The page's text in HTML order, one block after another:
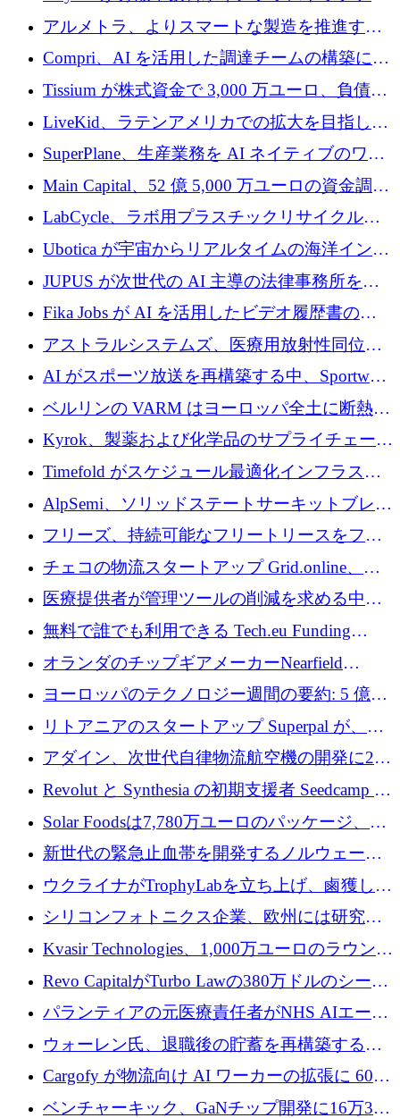
プラットフォームを拡張するために 242 万ユ
ーロを調達
アルメトラ、よりスマートな製造を推進する
ためにシリーズ A で 1,630 万ユーロを確保
Compri、AI を活用した調達チームの構築に
320 万ユーロを確保
Tissium が株式資金で 3,000 万ユーロ、負債で
3,000 万ユーロを調達
LiveKid、ラテンアメリカでの拡大を目指して
Aldea を買収
SuperPlane、生産業務を AI ネイティブのワー
クフロー層に変えるために 260 万ドルを確保
Main Capital、52 億 5,000 万ユーロの資金調達
でエンタープライズ ソフトウェアの開発を倍
LabCycle、ラボ用プラスチックリサイクルシ
ステムを商業化し、焼却廃棄物を削減するた
めに43万ポンドを確保
Ubotica が宇宙からリアルタイムの海洋インテ
リジェンスを拡張するために 1,100 万ドルを
JUPUS が次世代の AI 主導の法律事務所を強
化するために 1,300 万ユーロを調達
Fika Jobs が AI を活用したビデオ履歴書のた
めに 400 万ドルを調達
アストラルシステムズ、医療用放射性同位元
素の世界的な不足に対処するために2,300万ポ
ンドを調達
AI がスポーツ放送を再構築する中、Sportway
が 2,000 万ユーロを調達
ベルリンの VARM はヨーロッパ全土に断熱材
を拡張するために 1,750 万ユーロを投資
Kyrok、製薬および化学品のサプライチェーン
に AI を導入するために 310 万ユーロを確保
Timefold がスケジュール最適化インフラスト
ラクチャを拡張するためにシリーズ A で
1,300 万ドルを調達
AlpSemi、ソリッドステートサーキットブレー
カー技術の進歩のために1,700万ユーロを調達
フリーズ、持続可能なフリートリースをフラ
ンス全土に拡大するために1,300万ユーロを確
保
チェコの物流スタートアップ Grid.online、配
送量が 1 年で 10 倍に増加し、400 万ユーロの
医療提供者が管理ツールの削減を求める中、
a16z が Prosper AI を 3,000 万ドルで支援
無料で誰でも利用できる Tech.eu Funding
Explorer のご紹介
オランダのチップギアメーカーNearfield
Instrumentsが3億8,000万ドルを調達
ヨーロッパのテクノロジー週間の要約: 5 億
8,500 万ユーロを超える 60 以上のテクノロジ
ー資金調達取引
リトアニアのスタートアップ Superpal が、
Slack 内に構築された AI コワーカー プラット
フォームのために 50 万ユーロを調達
アダイン、次世代自律物流航空機の開発に250
万ユーロを確保
Revolut と Synthesia の初期支援者 Seedcamp が
3 億 2,000 万ドルを調達、米国に投資
Solar Foodsは7,780万ユーロのパッケージ、5
億ユーロの防衛および二重用途成長基金EDM
を開始、ヨーロッパのシリコンフォトニクス
に警告
新世代の緊急止血帯を開発するノルウェーの
スタートアップ企業を紹介する
ウクライナがTrophyLabを立ち上げ、鹵獲した
ロシア兵器を戦場の研究開発プラットフォー
ムに変える
シリコンフォトニクス企業、欧州には研究を
商業的に成功させるためのインフラが不足し
Kvasir Technologies、1,000万ユーロのラウンド
で成長を促進
Revo CapitalがTurbo Lawの380万ドルのシード
ラウンドを主導し、訴訟プラットフォームを
パランティアの元医療責任者がNHS AIエージ
ェントの立ち上げに1,000万ポンドを調達
ウォーレン氏、退職後の貯蓄を再構築するた
めに1,000万ユーロを調達
Cargofy が物流向け AI ワーカーの拡張に 600
万ドルを獲得
ベンチャーキック、GaNチップ開発に16万3千